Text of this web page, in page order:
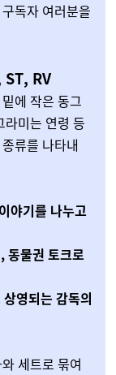
독자 여러분을
ST, RV
에 작은 동그
라미는 연령 등
류를 나타내
야기를 나누고
동물권 토크로
영되는 감독의
세트로 묶여